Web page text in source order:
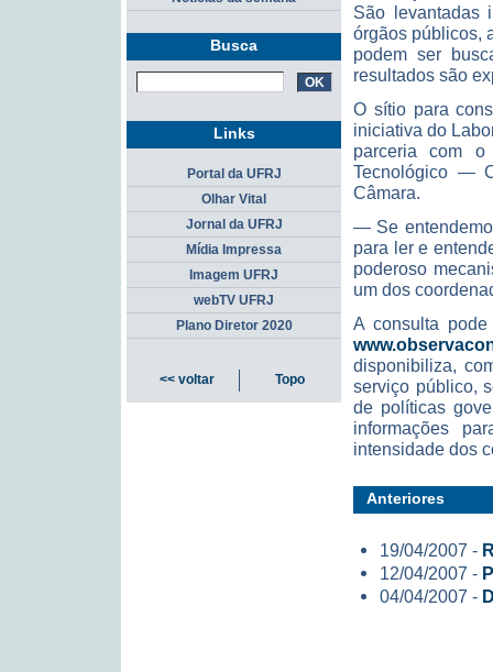
São levantadas
órgãos públicos,
podem ser
resultados são
O sítio para
iniciativa do
parceria com o
Tecnológico —
Câmara.
— Se
para ler e
poderoso
um dos
A consulta
disponibiliza,
serviço público,
de políticas
informações
intensidade dos
Anteriores
19/04/2007 -
12/04/2007 -
04/04/2007 -
Busca
Links
Portal da UFRJ
Olhar Vital
Jornal da UFRJ
Mídia Impressa
Imagem UFRJ
webTV UFRJ
Plano Diretor 2020
<< voltar Topo